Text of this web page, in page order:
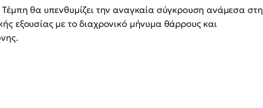
θα υπενθυμίζει την αναγκαία σύγκρουση ανάμεσα στη
εξουσίας με το διαχρονικό μήνυμα θάρρους και